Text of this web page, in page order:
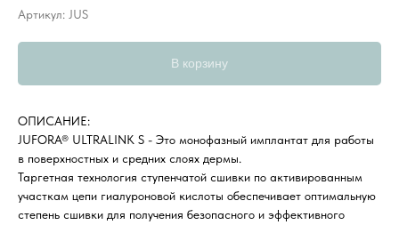
Артикул: JUS
В корзину
ОПИСАНИЕ:
JUFORA® ULTRALINK S - Это монофазный имплантат для работы
в поверхностных и средних слоях дермы.
Таргетная технология ступенчатой сшивки по активированным
участкам цепи гиалуроновой кислоты обеспечивает оптимальную
степень сшивки для получения безопасного и эффективного